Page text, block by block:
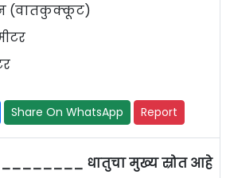
(वातकुक्कूट)
Share On WhatsApp Report
________ धातुचा मुख्य स्रोत आहे